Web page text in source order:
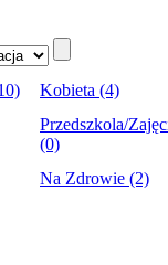
Kobieta (4)
Przedszkola/
(0)
Na Zdrowie (2)